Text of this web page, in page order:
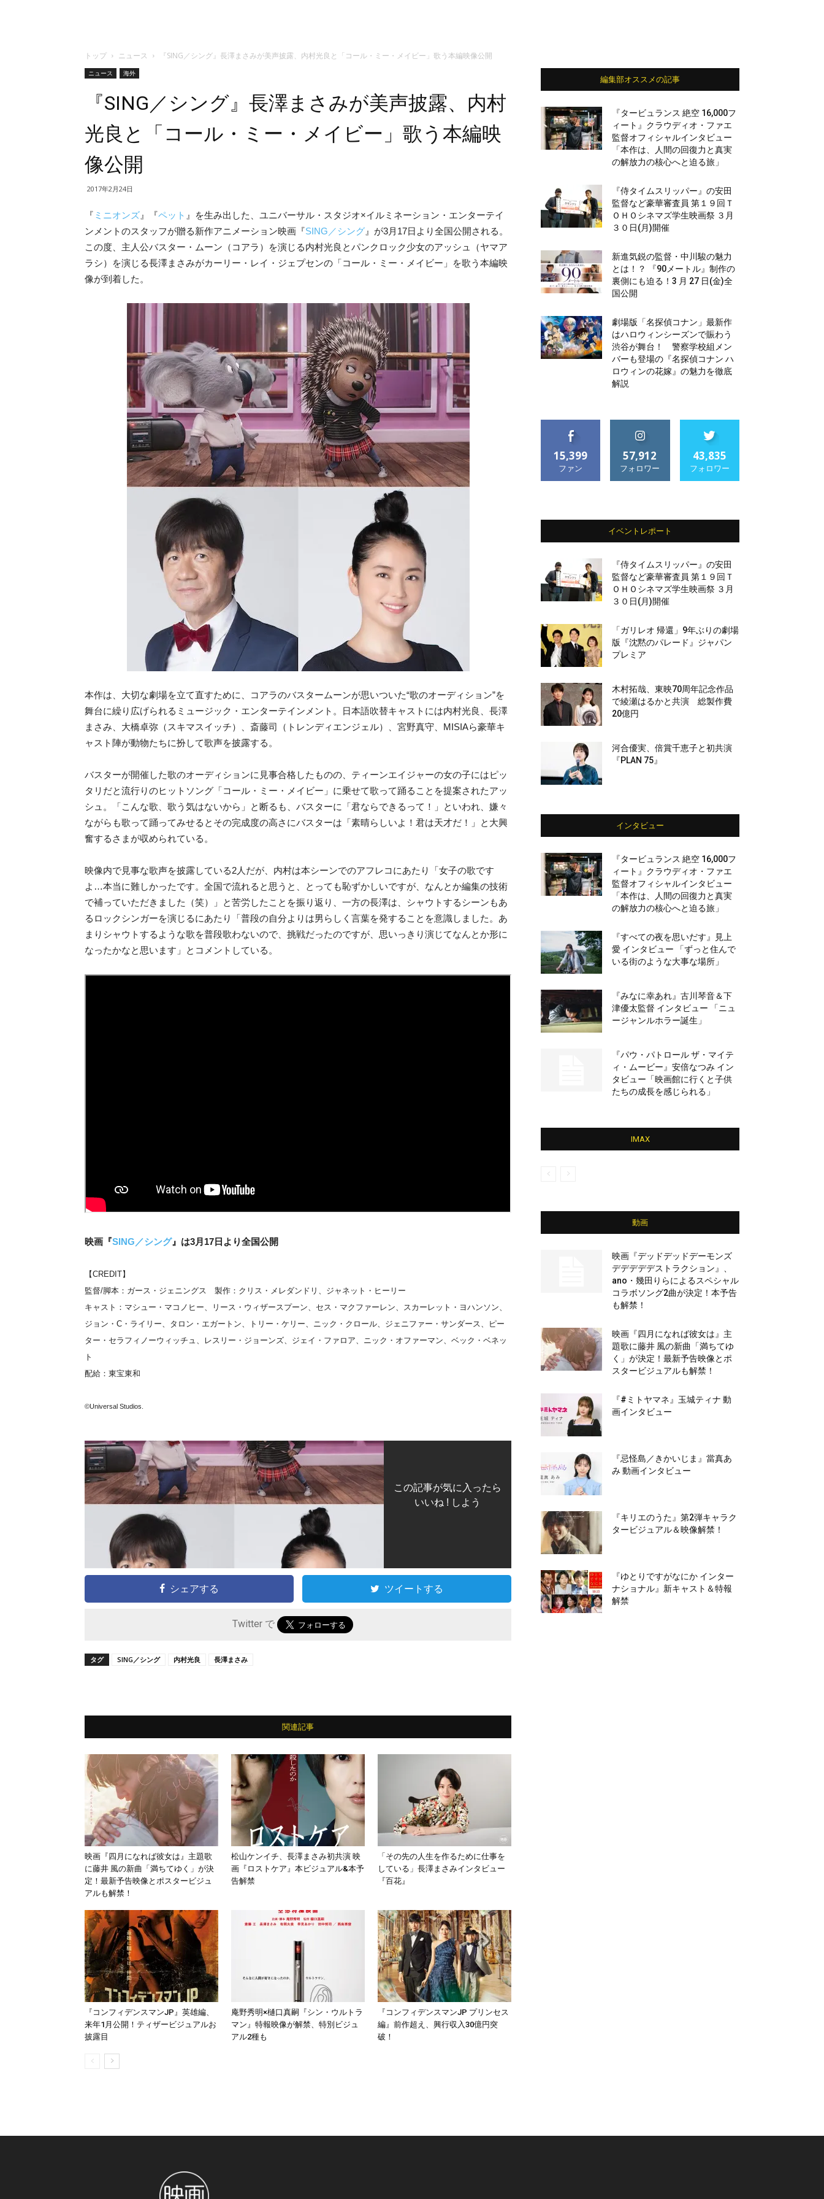
トップ ニュース 『SING／シング』長澤まさみが美声披露、内村光良と「コール・ミー・メイビー」歌う本編映像公開
ニュース 海外
『SING／シング』長澤まさみが美声披露、内村
光良と「コール・ミー・メイビー」歌う本編映
像公開
2017年2月24日
『 ミニオンズ 』『ペット 』を生み出した、ユニバーサル・スタジオ×イルミネーション・エンターテイ
ンメントのスタッフが贈る新作アニメーション映画『SING／シング 』が3月17日より全国公開される。
この度、主人公バスター・ムーン（コアラ）を演じる内村光良とパンクロック少女のアッシュ（ヤマア
ラシ）を演じる長澤まさみがカーリー・レイ・ジェプセンの「コール・ミー・メイビー」を歌う本編映
像が到着した。
本作は、大切な劇場を立て直すために、コアラのバスタームーンが思いついた“歌のオーディション”を
舞台に繰り広げられるミュージック・エンターテインメント。日本語吹替キャストには内村光良、長澤
まさみ、大橋卓弥（スキマスイッチ）、斎藤司（トレンディエンジェル）、宮野真守、MISIAら豪華キ
ャスト陣が動物たちに扮して歌声を披露する。
バスターが開催した歌のオーディションに見事合格したものの、ティーンエイジャーの女の子にはピッ
タリだと流行りのヒットソング「コール・ミー・メイビー」に乗せて歌って踊ることを提案されたアッ
シュ。「こんな歌、歌う気はないから」と断るも、バスターに「君ならできるって！」といわれ、嫌々
ながらも歌って踊ってみせるとその完成度の高さにバスターは「素晴らしいよ！君は天才だ！」と大興
奮するさまが収められている。
映像内で見事な歌声を披露している2人だが、内村は本シーンでのアフレコにあたり「女子の歌です
よ…本当に難しかったです。全国で流れると思うと、とっても恥ずかしいですが、なんとか編集の技術
で補っていただきました（笑）」と苦労したことを振り返り、一方の長澤は、シャウトするシーンもあ
るロックシンガーを演じるにあたり「普段の自分よりは男らしく言葉を発することを意識しました。あ
まりシャウトするような歌を普段歌わないので、挑戦だったのですが、思いっきり演じてなんとか形に
なったかなと思います」とコメントしている。
映画『SING／シング』は3月17日より全国公開
【CREDIT】
監督/脚本：ガース・ジェニングス 製作：クリス・メレダンドリ、ジャネット・ヒーリー
キャスト：マシュー・マコノヒー、リース・ウィザースプーン、セス・マクファーレン、スカーレット・ヨハンソン、
ジョン・C・ライリー、タロン・エガートン、トリー・ケリー、ニック・クロール、ジェニファー・サンダース、ピー
ター・セラフィノーウィッチュ、レスリー・ジョーンズ、ジェイ・ファロア、ニック・オファーマン、ベック・ベネッ
ト
配給：東宝東和
©Universal Studios.
この記事が気に入ったら
いいね ! しよう
シェアする ツイートする
Twitter で
タグ SING／シング 内村光良 長澤まさみ
関連記事
映画『四月になれば彼女は』主題歌
に藤井 風の新曲「満ちてゆく」が決
定！最新予告映像とポスタービジュ
アルも解禁！
松山ケンイチ、長澤まさみ初共演 映
画『ロストケア』本ビジュアル&本予
告解禁
「その先の人生を作るために仕事を
している」長澤まさみインタビュー
『百花』
『コンフィデンスマンJP』英雄編、
来年1月公開！ティザービジュアルお
披露目
庵野秀明×樋口真嗣『シン・ウルトラ
マン』特報映像が解禁、特別ビジュ
アル2種も
『コンフィデンスマンJP プリンセス
編』前作超え、興行収入30億円突
破！
編集部オススメの記事
『タービュランス 絶空 16,000フ
ィート』クラウディオ・ファエ
監督オフィシャルインタビュー
「本作は、人間の回復力と真実
の解放力の核心へと迫る旅」
『侍タイムスリッパー』の安田
監督など豪華審査員 第１９回Ｔ
ＯＨＯシネマズ学生映画祭 ３月
３０日(月)開催
新進気鋭の監督・中川駿の魅力
とは！？ 『90メートル』制作の
裏側にも迫る！3 月 27 日(金)全
国公開
劇場版「名探偵コナン」最新作
はハロウィンシーズンで賑わう
渋谷が舞台！ 警察学校組メン
バーも登場の『名探偵コナン ハ
ロウィンの花嫁』の魅力を徹底
解説
15,399
ファン
57,912
フォロワー
43,835
フォロワー
イベントレポート
『侍タイムスリッパー』の安田
監督など豪華審査員 第１９回Ｔ
ＯＨＯシネマズ学生映画祭 ３月
３０日(月)開催
「ガリレオ 帰還」9年ぶりの劇場
版『沈黙のパレード』ジャパン
プレミア
木村拓哉、東映70周年記念作品
で綾瀬はるかと共演 総製作費
20億円
河合優実、倍賞千恵子と初共演
『PLAN 75』
インタビュー
『タービュランス 絶空 16,000フ
ィート』クラウディオ・ファエ
監督オフィシャルインタビュー
「本作は、人間の回復力と真実
の解放力の核心へと迫る旅」
『すべての夜を思いだす』見上
愛 インタビュー 「ずっと住んで
いる街のような大事な場所」
『みなに幸あれ』古川琴音＆下
津優太監督 インタビュー 「ニュ
ージャンルホラー誕生」
『パウ・パトロール ザ・マイテ
ィ・ムービー』安倍なつみ イン
タビュー「映画館に行くと子供
たちの成長を感じられる」
IMAX
動画
映画『デッドデッドデーモンズ
デデデデデストラクション』、
ano・幾田りらによるスペシャル
コラボソング2曲が決定！本予告
も解禁！
映画『四月になれば彼女は』主
題歌に藤井 風の新曲「満ちてゆ
く」が決定！最新予告映像とポ
スタービジュアルも解禁！
『#ミトヤマネ』玉城ティナ 動
画インタビュー
『忌怪島／きかいじま』當真あ
み 動画インタビュー
『キリエのうた』第2弾キャラク
タービジュアル＆映像解禁！
『ゆとりですがなにか インター
ナショナル』新キャスト＆特報
解禁